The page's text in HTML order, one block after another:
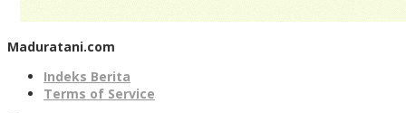
Maduratani.com
Indeks Berita
Terms of Service